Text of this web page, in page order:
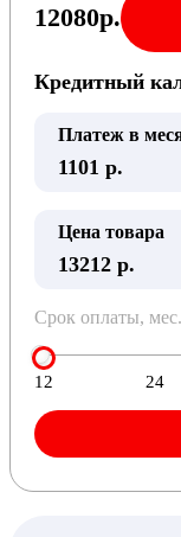
12080р.
Кредитный
Платеж в
1101 р.
Цена товара
13212 р.
Срок оплаты,
12 24